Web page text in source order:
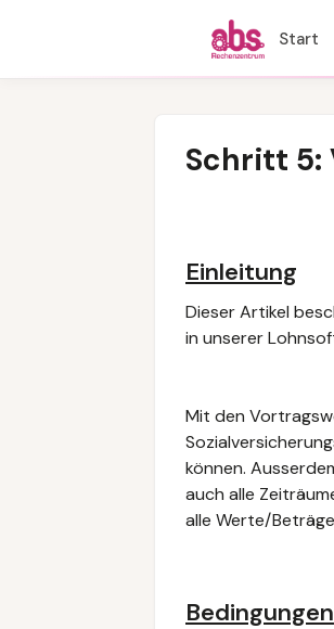
Start
Schritt 5:
Einleitung
Dieser Artikel
in unserer
Mit den
können.
auch alle
alle Werte/
Bedingungen